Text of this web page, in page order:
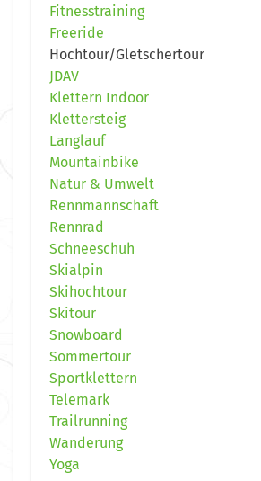
Fitnesstraining
Freeride
Hochtour/Gletschertour
JDAV
Klettern Indoor
Klettersteig
Langlauf
Mountainbike
Natur & Umwelt
Rennmannschaft
Rennrad
Schneeschuh
Skialpin
Skihochtour
Skitour
Snowboard
Sommertour
Sportklettern
Telemark
Trailrunning
Wanderung
Yoga